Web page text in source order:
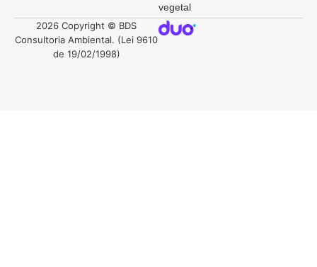
vegetal
2026 Copyright © BDS
Consultoria Ambiental. (Lei 9610
de 19/02/1998)